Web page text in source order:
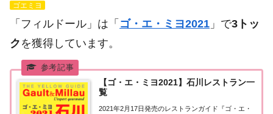
ゴエミヨ
「フィルドール」は「 ゴ・エ・ミヨ2021 」で3トッ
ク を獲得しています。
【ゴ・エ・ミヨ2021】石川レストラン一
覧
2021年2月17日発売のレストランガイド『ゴ・エ・